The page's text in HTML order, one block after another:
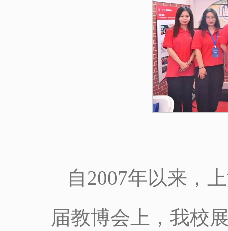
自2007年以来，
届教博会上，我校